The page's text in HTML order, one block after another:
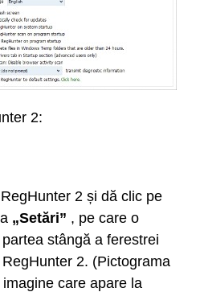
2:
2 și dă clic pe
„Setări” , pe care o
stângă a ferestrei
2. (Pictograma
care apare la